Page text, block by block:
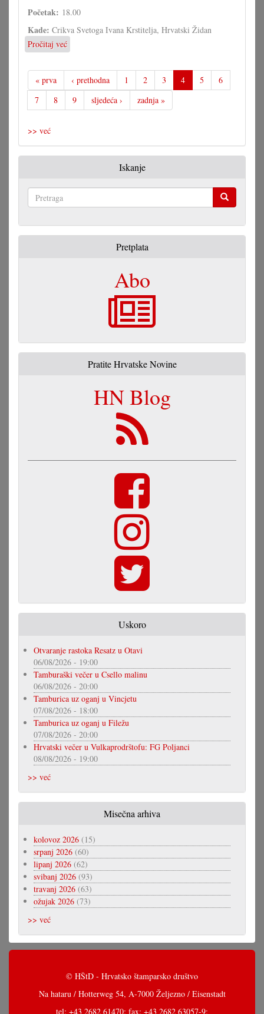
Početak: 18.00
Kade: Crikva Svetoga Ivana Krstitelja, Hrvatski Židan
Pročitaj već
Promocija
knjige
"Peruška
historija"
« prva ‹ prethodna 1 2 3 4 5
6
7
8 9 sljedeća › zadnja »
>> već
Iskanje
Pretplata
Abo
Pratite Hrvatske Novine
HN Blog
Uskoro
Otvaranje rastoka Resatz u Otavi
06/08/2026 - 19:00
Tamburaški večer u Csello malinu
06/08/2026 - 20:00
Tamburica uz oganj u Vincjetu
07/08/2026 - 18:00
Tamburica uz oganj u Filežu
07/08/2026 - 20:00
Hrvatski večer u Vulkaprodrštofu: FG Poljanci
08/08/2026 - 19:00
>> već
Misečna arhiva
kolovoz 2026 (15)
srpanj 2026 (60)
lipanj 2026 (62)
svibanj 2026 (93)
travanj 2026 (63)
ožujak 2026 (73)
>> već
© HŠtD - Hrvatsko štamparsko društvo
Na hataru / Hotterweg 54, A-7000 Željezno / Eisenstadt
tel: +43 2682 61470; fax: +43 2682 63057-9;